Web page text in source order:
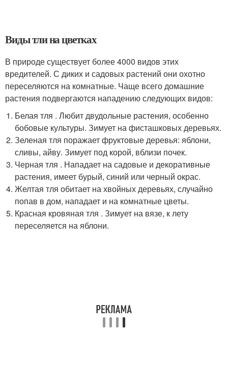
Виды тли на цветках
В природе существует более 4000 видов этих
вредителей. С диких и садовых растений они охотно
переселяются на комнатные. Чаще всего домашние
растения подвергаются нападению следующих видов:
Белая тля . Любит двудольные растения, особенно
бобовые культуры. Зимует на фисташковых деревьях.
Зеленая тля поражает фруктовые деревья: яблони,
сливы, айву. Зимует под корой, вблизи почек.
Черная тля . Нападает на садовые и декоративные
растения, имеет бурый, синий или черный окрас.
Желтая тля обитает на хвойных деревьях, случайно
попав в дом, нападает и на комнатные цветы.
Красная кровяная тля . Зимует на вязе, к лету
переселяется на яблони.